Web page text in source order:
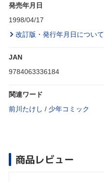
発売年月日
1998/04/17
改訂版・発行年月日について
JAN
9784063336184
関連ワード
前川たけし / 少年コミック
商品レビュー